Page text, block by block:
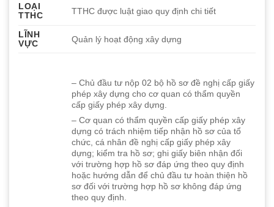
LOẠI
TTHC
TTHC được luật giao quy định chi tiết
LĨNH
VỰC
Quản lý hoạt động xây dựng
– Chủ đầu tư nộp 02 bộ hồ sơ đề nghị cấp giấy
phép xây dựng cho cơ quan có thẩm quyền
cấp giấy phép xây dựng.
– Cơ quan có thẩm quyền cấp giấy phép xây
dựng có trách nhiệm tiếp nhận hồ sơ của tổ
chức, cá nhân đề nghị cấp giấy phép xây
dựng; kiểm tra hồ sơ; ghi giấy biên nhận đối
với trường hợp hồ sơ đáp ứng theo quy định
hoặc hướng dẫn để chủ đầu tư hoàn thiện hồ
sơ đối với trường hợp hồ sơ không đáp ứng
theo quy định.